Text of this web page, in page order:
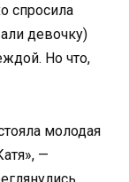
спросила
девочку)
Но что,
молодая
—